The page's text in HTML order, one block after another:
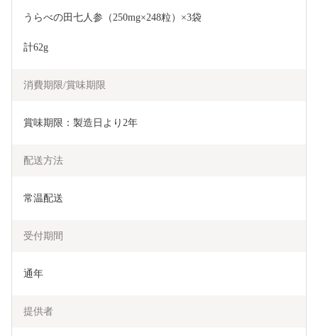
計62g
消費期限/賞味期限
賞味期限：製造日より2年
配送方法
常温配送
受付期間
通年
提供者